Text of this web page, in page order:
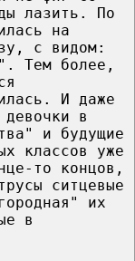
лазить. По
на
с видом:
Тем более,
И даже
в
и будущие
классов уже
то концов,
ситцевые
их
в